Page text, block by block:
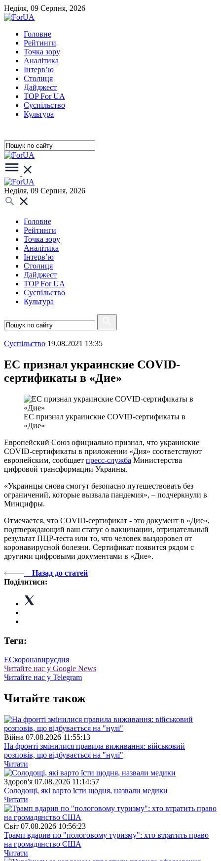
Неділя, 09 Серпня, 2026
Головне
Рейтинги
Точка зору
Аналітика
Інтерв’ю
Столиця
Дайджест
TOP For UA
Суспiльство
Культура
Неділя, 09 Серпня, 2026
Головне
Рейтинги
Точка зору
Аналітика
Інтерв’ю
Столиця
Дайджест
TOP For UA
Суспiльство
Культура
Суспiльство 19.08.2021 13:35
ЕС признал украинские COVID-
сертификаты в «Дие»
ЕС признал украинские COVID-сертификаты в
«Дие»
Европейский Союз официально признал, что украинские
COVID-сертификаты в приложении «Дия» соответствуют
европейским, сообщает пресс-служба Министерства
цифровой трансформации Украины.
«Украинцы снова смогут безопасно путешествовать без
ограничений, которые вызвала пандемия», – подчеркнули в
Минцифры.
Отмечается, что COVID-сертификат - это документ в «Дие»,
подтверждающий ваш статус о вакцинации, отрицательный
результат ПЦР-теста или то, что человек выздоровел от
коронавирусной болезни. Сертификат появится рядом с
другими цифровыми документами в «Дие».
Назад до статей
Поділитися:
Теги:
ЕСкоронавирусдия
Читайте нас у Google News
Читайте нас у Telegram
Читайте також
Війна 07.08.2026 11:55:13
На фронті змінилися правила виживання: військовий
розповів, що відбувається на "нулі"
Читати
Здоров'я 07.08.2026 11:14:57
Солодощі, які варто їсти щодня, назвали медики
Читати
Свiт 07.08.2026 10:56:23
Трамп вдарив по "пологовому туризму": хто втратить право
на громадянство США
Читати